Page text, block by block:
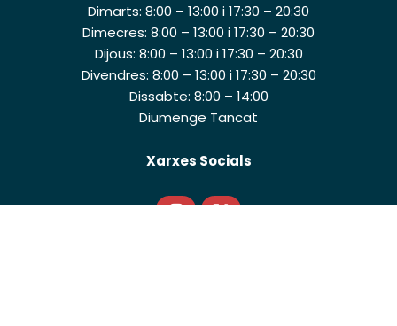
Dimarts: 8:00 – 13:00 i 17:30 – 20:30
Dimecres: 8:00 – 13:00 i 17:30 – 20:30
Dijous: 8:00 – 13:00 i 17:30 – 20:30
Divendres: 8:00 – 13:00 i 17:30 – 20:30
Dissabte: 8:00 – 14:00
Diumenge Tancat
Xarxes Socials